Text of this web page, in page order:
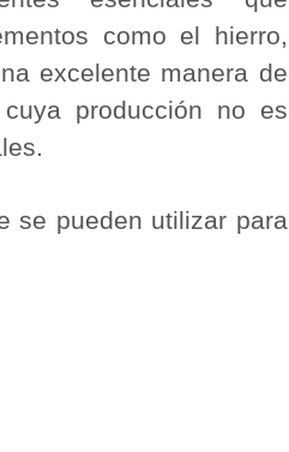
como el hierro,
excelente manera de
producción no es
se pueden utilizar para